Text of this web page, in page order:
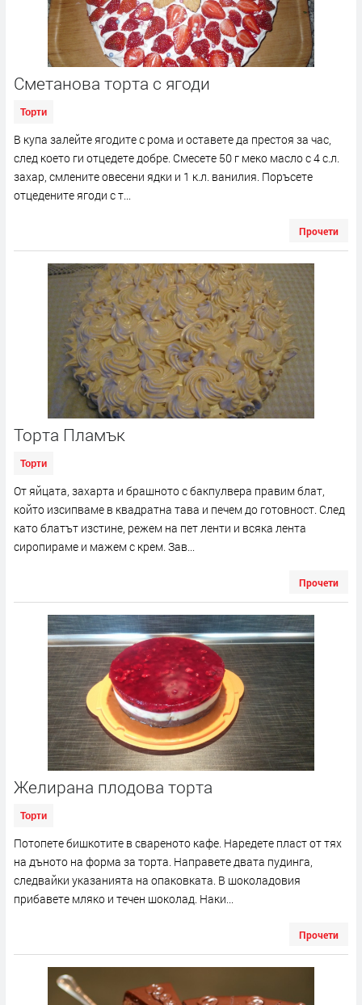
Сметанова торта с ягоди
Торти
В купа залейте ягодите с рома и оставете да престоя за час,
след което ги отцедете добре. Смесете 50 г меко масло с 4 с.л.
захар, смлените овесени ядки и 1 к.л. ванилия. Поръсете
отцедените ягоди с т...
Прочети
Торта Пламък
Торти
От яйцата, захарта и брашното с бакпулвера правим блат,
който изсипваме в квадратна тава и печем до готовност. След
като блатът изстине, режем на пет ленти и всяка лента
сиропираме и мажем с крем. Зав...
Прочети
Желирана плодова торта
Торти
Потопете бишкотите в свареното кафе. Наредете пласт от тях
на дъното на форма за торта. Направете двата пудинга,
следвайки указанията на опаковката. В шоколадовия
прибавете мляко и течен шоколад. Наки...
Прочети